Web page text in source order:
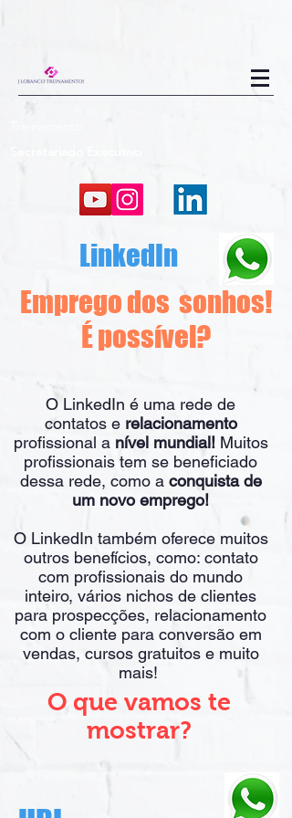
LinkedIn
Emprego dos sonhos!
É possível?
O LinkedIn é uma rede de
contatos e relacionamento
profissional a nível mundial! Muitos
profissionais tem se beneficiado
dessa rede, como a conquista de
um novo emprego!
O LinkedIn também oferece muitos
outros benefícios, como: contato
com profissionais do mundo
inteiro, vários nichos de clientes
para prospecções, relacionamento
com o cliente para conversão em
vendas, cursos gratuitos e muito
mais!
O que vamos te
mostrar?